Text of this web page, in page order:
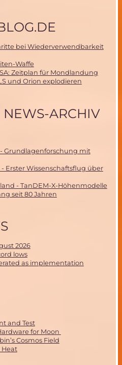
bei Wiederverwendbarkeit
Waffe
Zeitplan für Mondlandung
und Orion explodieren
NEWS-ARCHIV
Grundlagenforschung mit
Erster Wissenschaftsflug über
- TanDEM-X-Höhenmodelle
seit 80 Jahren
2026
lows
as implementation
and Test
for Moon
Cosmos Field
Heat